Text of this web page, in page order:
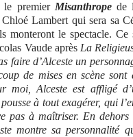
le premier Misanthrope de
Lambert qui sera sa
monteront le spectacle. Ce
Vaude après La
faire d’Alceste un
de mises en scène sont
moi, Alceste est affligé
à tout exagérer, qui
pas à maîtriser. En dehors
montre sa personnalité